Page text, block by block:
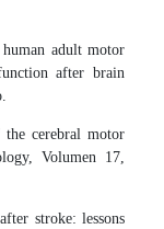
adult motor
after brain
cerebral motor
Volumen 17,
stroke: lessons